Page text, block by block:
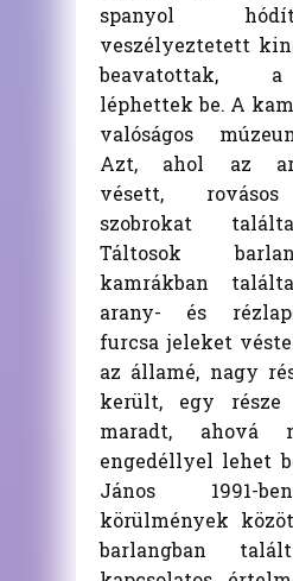
spanyol
veszélyeztetett
beavatottak, a
léphettek be. A
valóságos
Azt, ahol az
vésett,
szobrokat
Táltosok
kamrákban
arany- és
furcsa jeleket
az államé, nagy
került, egy része
maradt,
engedéllyel lehet
János 1991-
körülmények
barlangban